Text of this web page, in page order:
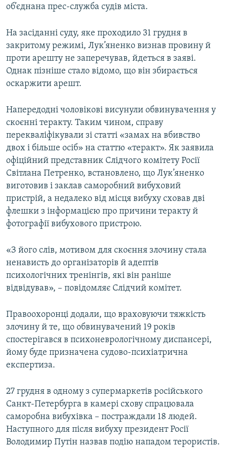
об’єднана прес-служба судів міста.
На засіданні суду, яке проходило 31 грудня в
закритому режимі, Лук’яненко визнав провину й
проти арешту не заперечував, йдеться в заяві.
Однак пізніше стало відомо, що він збирається
оскаржити арешт.
Напередодні чоловікові висунули обвинувачення у
скоєнні теракту. Таким чином, справу
перекваліфікували зі статті «замах на вбивство
двох і більше осіб» на статтю «теракт». Як заявила
офіційний представник Слідчого комітету Росії
Світлана Петренко, встановлено, що Лук’яненко
виготовив і заклав саморобний вибуховий
пристрій, а недалеко від місця вибуху сховав дві
флешки з інформацією про причини теракту й
фотографії вибухового пристрою.
«З його слів, мотивом для скоєння злочину стала
ненависть до організаторів й адептів
психологічних тренінгів, які він раніше
відвідував», – повідомляє Слідчий комітет.
Правоохоронці додали, що враховуючи тяжкість
злочину й те, що обвинувачений 19 років
спостерігався в психоневрологічному диспансері,
йому буде призначена судово-психіатрична
експертиза.
27 грудня в одному з супермаркетів російського
Санкт-Петербурга в камері схову спрацювала
саморобна вибухівка – постраждали 18 людей.
Наступного для після вибуху президент Росії
Володимир Путін назвав подію нападом терористів.